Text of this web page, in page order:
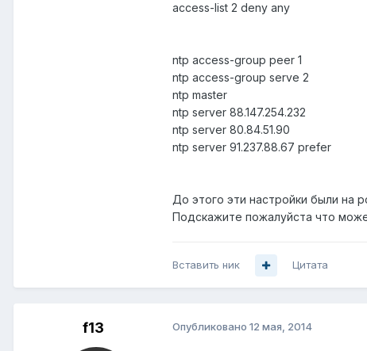
access-list 2 deny any
ntp access-group peer 1
ntp access-group serve 2
ntp master
ntp server 88.147.254.232
ntp server 80.84.51.90
ntp server 91.237.88.67 prefer
До этого эти настройки были на
Подскажите пожалуйста что
Вставить ник Цитата
f13 Опубликовано 12 мая, 2014